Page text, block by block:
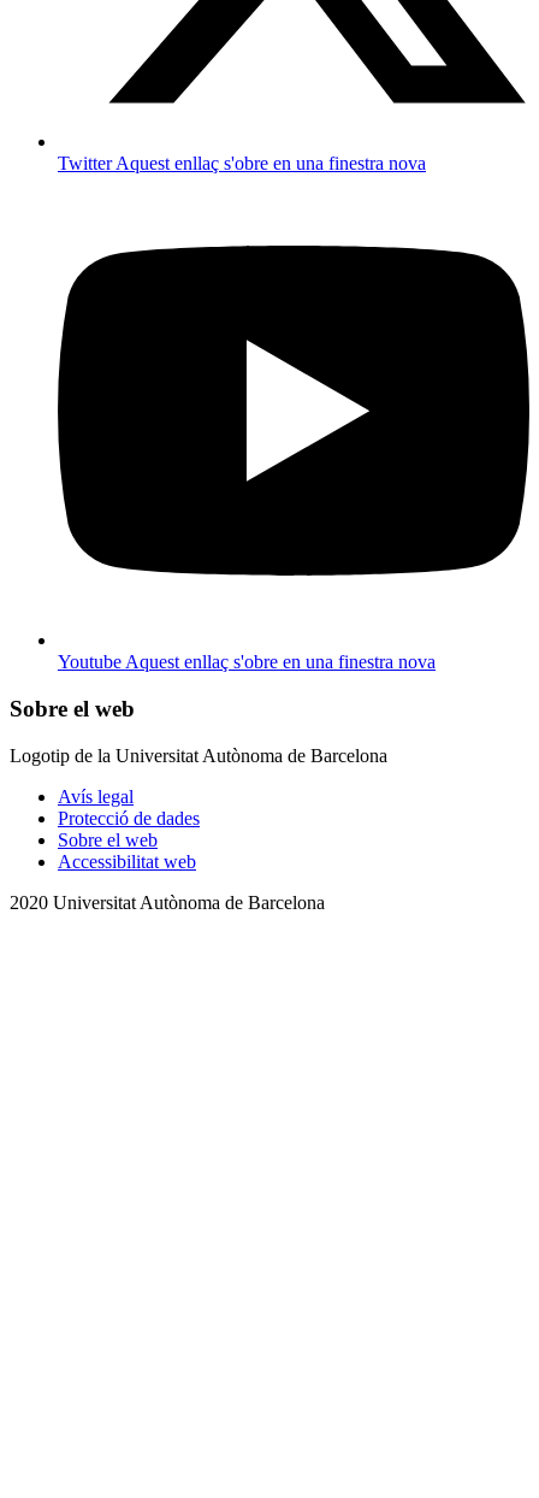
TwitterAquest enllaç s'obre en una finestra nova
YoutubeAquest enllaç s'obre en una finestra nova
Sobre el web
Logotip de la Universitat Autònoma de Barcelona
Avís legal
Protecció de dades
Sobre el web
Accessibilitat web
2020 Universitat Autònoma de Barcelona